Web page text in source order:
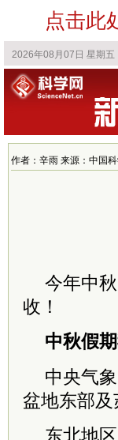
点击此
作者：辛雨 来源：中国科
今年中
收！
中秋假
中央气
盆地东部
东北地